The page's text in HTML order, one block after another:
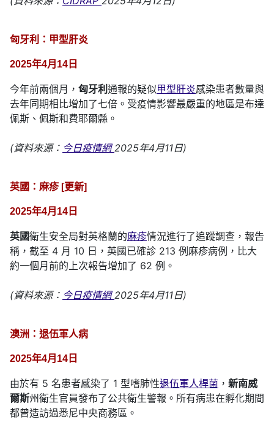
匈牙利：甲型肝炎
2025年4月14日
今年前兩個月， 匈牙利 通報的疑似甲型肝炎感染患者數量與
去年同期相比增加了七倍。受疫情影響最嚴重的地區是布達
佩斯、佩斯和費耶爾縣。
(資料來源： 今日疫情網2025年4月11日)
英國：麻疹 [更新]
2025年4月14日
英國衛生安全局對英格蘭的麻疹情況進行了追蹤調查，報告
稱，截至 4 月 10 日，英國已確診 213 例麻疹病例，比大
約一個月前的上次報告增加了 62 例。
(資料來源： 今日疫情網2025年4月11日)
澳洲：退伍軍人病
2025年4月14日
由於有 5 名患者感染了 1 型嗜肺性退伍軍人桿菌 ， 新南威
爾斯州衛生官員發布了公共衛生警報。所有病患在孵化期間
都曾造訪過悉尼中央商務區。